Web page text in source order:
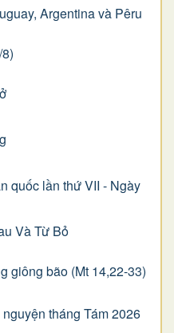
Argentina và Pêru
quốc lần thứ VII - Ngày
Và Từ Bỏ
giông bão (Mt 14,22-33)
tháng Tám 2026